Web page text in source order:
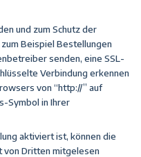
und zum Schutz der
Beispiel Bestellungen
senden, eine SSL-
Verbindung erkennen
von “http://” auf
Symbol in Ihrer
aktiviert ist, können die
von Dritten mitgelesen